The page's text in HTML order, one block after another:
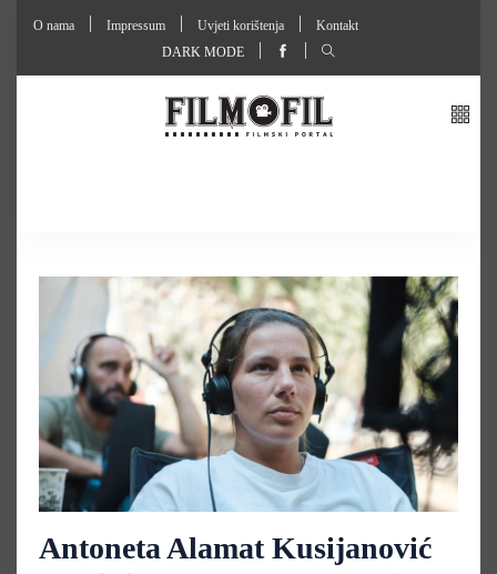
O nama Impressum Uvjeti korištenja
Kontakt
DARK MODE
Antoneta Alamat Kusijanović